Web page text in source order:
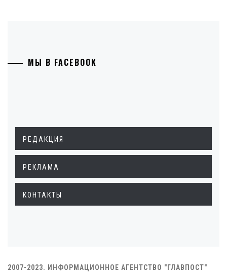
МЫ В FACEBOOK
РЕДАКЦИЯ
РЕКЛАМА
КОНТАКТЫ
2007-2023. ИНФОРМАЦИОННОЕ АГЕНТСТВО "ГЛАВПОСТ"